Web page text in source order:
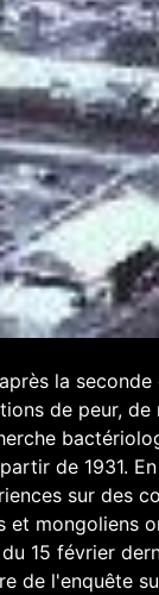
la
de peur,
de 1931.
sur des
et mongoliens
15 février
de l'enquête